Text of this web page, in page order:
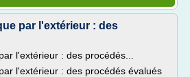
par l'extérieur : des
l'extérieur : des procédés...
l'extérieur : des procédés évalués